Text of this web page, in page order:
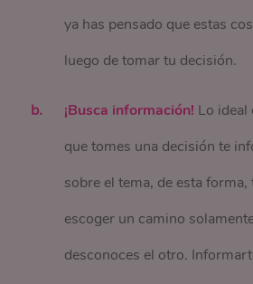
ya has pensado que estas
luego de tomar tu decisión.
¡Busca información! Lo ideal
que tomes una decisión te
sobre el tema, de esta
escoger un camino
desconoces el otro.